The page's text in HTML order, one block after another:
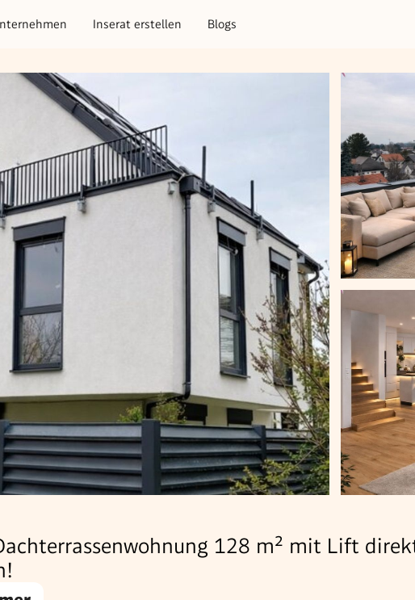
Inserat erstellen Blogs
128 m² mit Lift